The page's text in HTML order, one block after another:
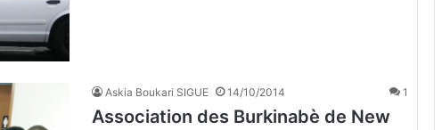
Askia Boukari SIGUE 14/10/2014 1
Association des Burkinabè de New